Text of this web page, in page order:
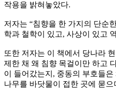
작용을 밝혀놓았다.
저자는 “침향을 한 가지의 단순
학과 철학이 있고, 사상이 있고
또한 저자는 이 책에서 당나라
제한 채 왜 침향 목걸이만 하고
이 들어갔는지, 중동의 부호들
나무를 바닷물이 접한 곳에 묻